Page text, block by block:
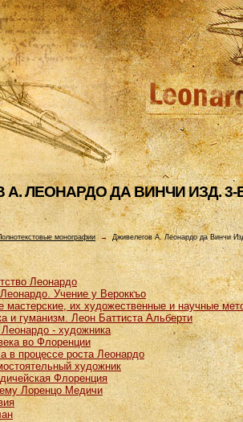
ЛЕОHАРДО ДА ВИHЧИ ИЗД. 3-
монографии → Дживелегов А. Леонардо да Винчи
Леонардо
Учение у Вероккъо
мастерские, их художественные и научные
и гуманизм. Леон Баттиста Альберти
- художника
во Флоренции
в процессе роста Леонардо
художник
Флоренция
Лоренцо Медичи